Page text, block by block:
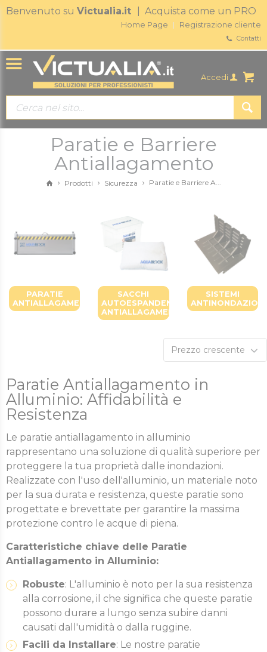
Benvenuto su Victualia.it | Acquista come un PRO
Home Page Registrazione cliente
Contatti
Accedi
Paratie e Barriere
Antiallagamento
Prodotti Sicurezza Paratie e Barriere A...
PARATIE
ANTIALLAGAMENTO
SACCHI
AUTOESPANDENTI
ANTIALLAGAMENTO
SISTEMI
ANTINONDAZIONI
Prezzo crescente
Paratie Antiallagamento in
Alluminio: Affidabilità e
Resistenza
Le paratie antiallagamento in alluminio
rappresentano una soluzione di qualità superiore per
proteggere la tua proprietà dalle inondazioni.
Realizzate con l'uso dell'alluminio, un materiale noto
per la sua durata e resistenza, queste paratie sono
progettate e brevettate per garantire la massima
protezione contro le acque di piena.
Caratteristiche chiave delle Paratie
Antiallagamento in Alluminio:
Robuste: L'alluminio è noto per la sua resistenza
alla corrosione, il che significa che queste paratie
possono durare a lungo senza subire danni
causati dall'umidità o dalla ruggine.
Facili da Installare: Le nostre paratie